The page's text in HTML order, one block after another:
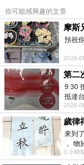
我學會在鋼索上行
用火炬照亮觀眾陰
「生活是謹慎地
諸多歡樂和危險
當白日重重落下
我又從虛無回到你
進入你寬大溫暖
無所不在的包圍
你是堅固的堡壘
柔軟慈愛的母體
你可能感興趣的文章
摩斯
預祝
2026-
第二
9:30
抵達
去的
2026-
歲律
來到
， 物
3 小時